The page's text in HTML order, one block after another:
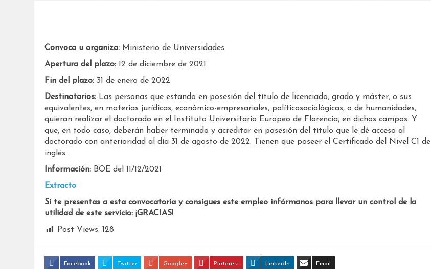
Convoca u organiza:Ministerio de Universidades
Apertura del plazo:12 de diciembre de 2021
Fin del plazo:31 de enero de 2022
Destinatarios:Las personas que estando en posesión del título de licenciado, grado y máster, o sus
equivalentes, en materias jurídicas, económico-empresariales, políticosociológicas, o de humanidades,
quieran realizar el doctorado en el Instituto Universitario Europeo de Florencia, en dichos campos. Y
que, en todo caso, deberán haber terminado y acreditar en posesión del título que le dé acceso al
doctorado con anterioridad al día 31 de agosto de 2022. Tienen que poseer el Certificado del Nivel C1 de
inglés.
Información:BOE del 11/12/2021
Extracto
Si te presentas a esta convocatoria y consigues este empleo infórmanos para llevar un control de la
utilidad de este servicio: ¡GRACIAS!
Post Views: 128
Facebook Twitter Google+ Pinterest LinkedIn Email